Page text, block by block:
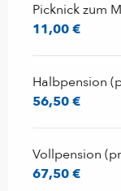
Picknick zum
11,00 €
Halbpension
56,50 €
Vollpension
67,50 €